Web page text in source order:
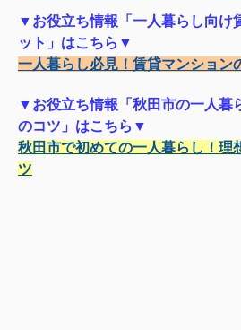
▼お役立ち情報「一人暮らし向け
ット」はこちら▼
一人暮らし必見！賃貸マンション
▼お役立ち情報「秋田市の一人暮
のコツ」はこちら▼
秋田市で初めての一人暮らし！理
ツ